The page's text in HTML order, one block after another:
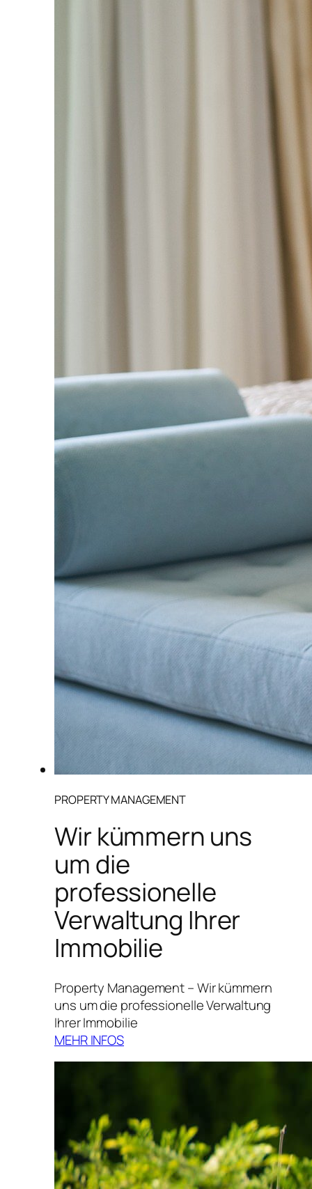
PROPERTY MANAGEMENT
Wir kümmern uns
um die
professionelle
Verwaltung Ihrer
Immobilie
Property Management – Wir kümmern
uns um die professionelle Verwaltung
Ihrer Immobilie
MEHR INFOS